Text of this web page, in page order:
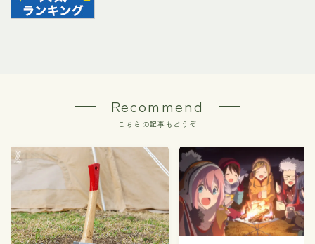
Recommend
こちらの記事もどうぞ